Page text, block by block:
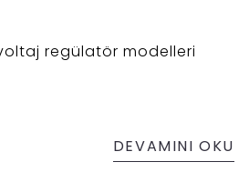
regülatör modelleri
DEVAMINI OKU